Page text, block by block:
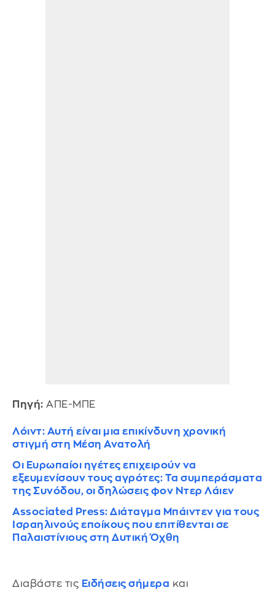
Πηγή: ΑΠΕ-ΜΠΕ
Λόιντ: Αυτή είναι μια επικίνδυνη χρονική
στιγμή στη Μέση Ανατολή
Οι Ευρωπαίοι ηγέτες επιχειρούν να
εξευμενίσουν τους αγρότες: Τα συμπεράσματα
της Συνόδου, οι δηλώσεις φον Ντερ Λάιεν
Associated Press: Διάταγμα Μπάιντεν για τους
Ισραηλινούς εποίκους που επιτίθενται σε
Παλαιστίνιους στη Δυτική Όχθη
Διαβάστε τις Ειδήσεις σήμερα και